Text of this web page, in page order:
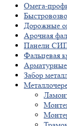
Омега-
Дорожные
Арочная
Панели
Фальцевая
Забор